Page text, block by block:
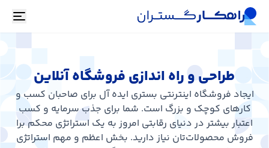
طراحی و راه اندازی فروشگاه آنلاین
ایجاد فروشگاه اینترنتی بستری ایده آل برای صاحبان کسب و
کارهای کوچک و بزرگ است. شما برای جذب سرمایه و کسب
اعتبار بیشتر در دنیای رقابتی امروز به یک استراتژی محکم برا
فروش محصولات‌تان نیاز دارید. بخش اعظم و مهم استراتژی